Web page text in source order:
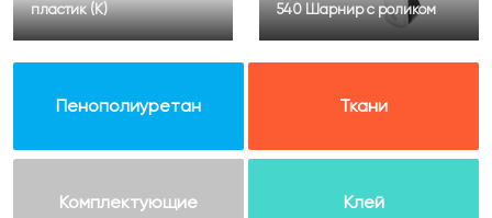
пластик (К)
540 Шарнир с роликом
Пенополиуретан Ткани
Комплектующие Клей